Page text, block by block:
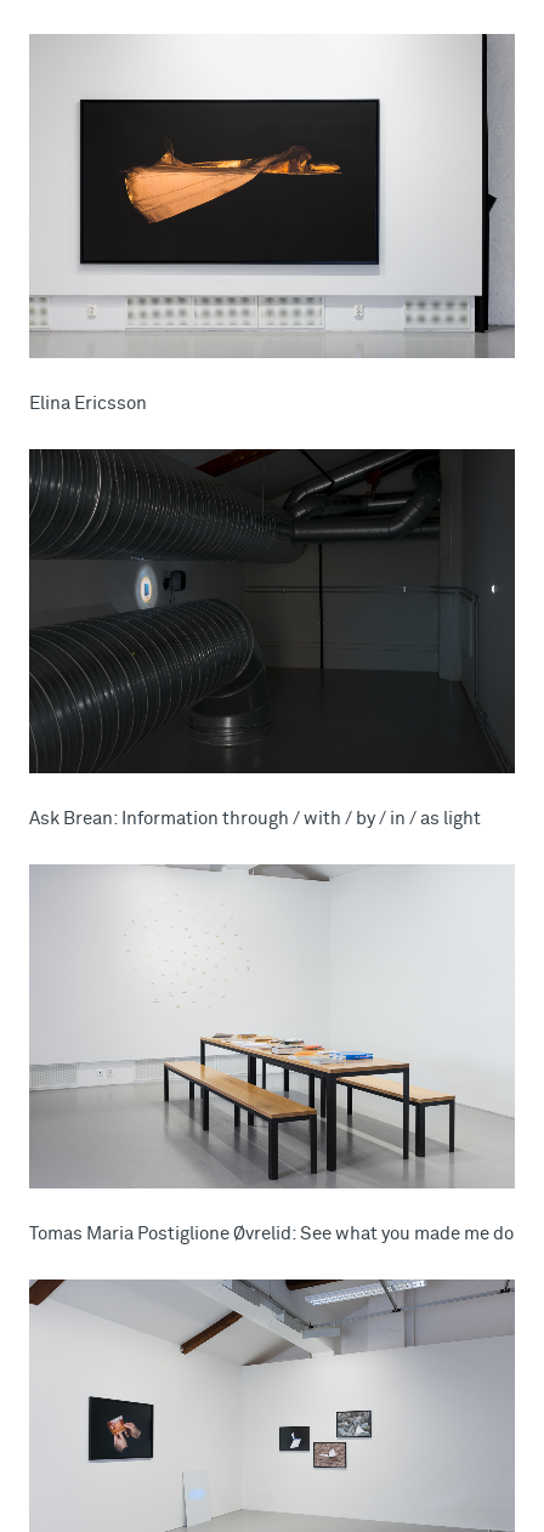
Elina Ericsson
Ask Brean: Information through / with / by / in / as light
Tomas Maria Postiglione Øvrelid: See what you made me do